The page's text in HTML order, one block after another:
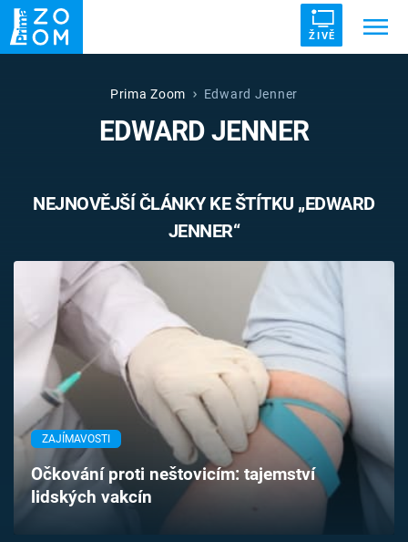
ŽIVĚ
ZRÁDCI UFO DRUHÁ SVĚTOVÁ VÁLKA
VETŘELCI DÁVNOVĚKU
Témata
Pořady
TV Program
Časopis
Sledujte prima+
Prima Zoom Edward Jenner
EDWARD JENNER
NEJNOVĚJŠÍ ČLÁNKY KE ŠTÍTKU „EDWARD
JENNER“
ZAJÍMAVOSTI
Očkování proti neštovicím: tajemství
lidských vakcín